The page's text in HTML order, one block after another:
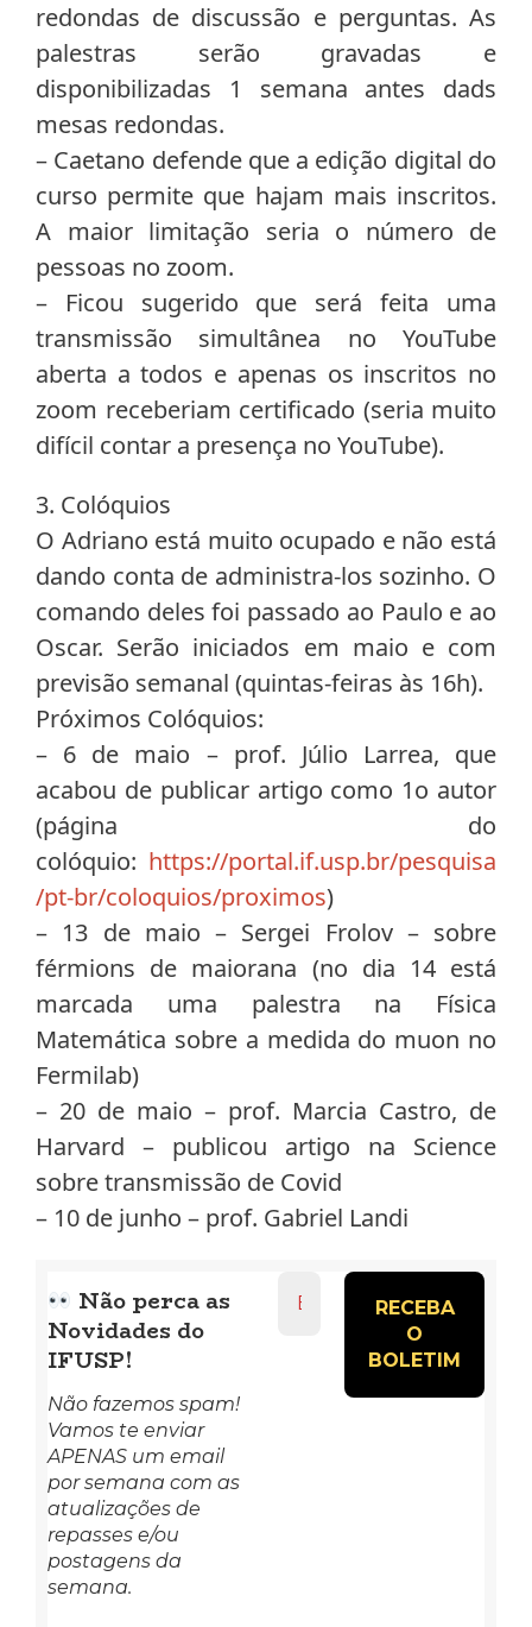
redondas de discussão e perguntas. As
palestras serão gravadas e
disponibilizadas 1 semana antes dads
mesas redondas.
– Caetano defende que a edição digital do
curso permite que hajam mais inscritos.
A maior limitação seria o número de
pessoas no zoom.
– Ficou sugerido que será feita uma
transmissão simultânea no YouTube
aberta a todos e apenas os inscritos no
zoom receberiam certificado (seria muito
difícil contar a presença no YouTube).
3. Colóquios
O Adriano está muito ocupado e não está
dando conta de administra-los sozinho. O
comando deles foi passado ao Paulo e ao
Oscar. Serão iniciados em maio e com
previsão semanal (quintas-feiras às 16h).
Próximos Colóquios:
– 6 de maio – prof. Júlio Larrea, que
acabou de publicar artigo como 1o autor
(página do
colóquio: https://portal.if.usp.br/pesquisa
/pt-br/coloquios/proximos)
– 13 de maio – Sergei Frolov – sobre
férmions de maiorana (no dia 14 está
marcada uma palestra na Física
Matemática sobre a medida do muon no
Fermilab)
– 20 de maio – prof. Marcia Castro, de
Harvard – publicou artigo na Science
sobre transmissão de Covid
– 10 de junho – prof. Gabriel Landi
Não perca as
Novidades do
IFUSP!
Não fazemos spam!
Vamos te enviar
APENAS um email
por semana com as
atualizações de
repasses e/ou
postagens da
semana.
Endereço
de